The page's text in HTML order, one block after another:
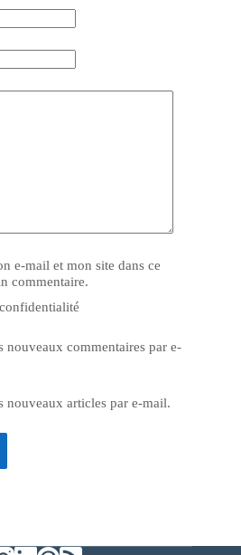
e-mail et mon site dans ce
commentaire.
nouveaux commentaires par e-
nouveaux articles par e-mail.